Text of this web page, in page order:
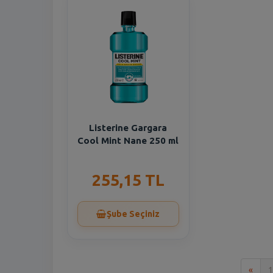
Listerine Gargara
Cool Mint Nane 250 ml
255,15 TL
Şube Seçiniz
« 1